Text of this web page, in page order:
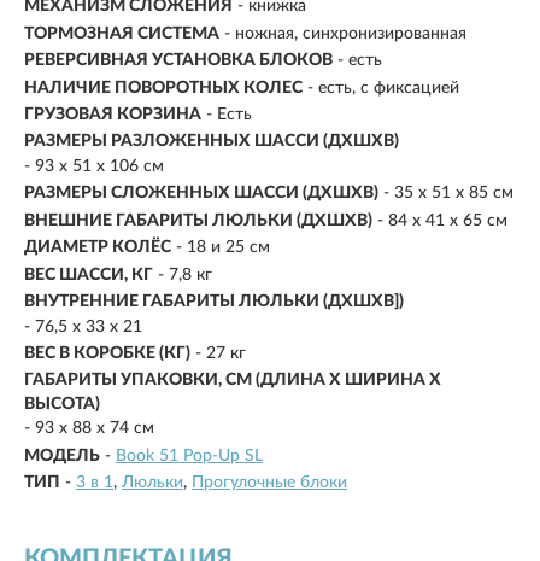
МЕХАНИЗМ СЛОЖЕНИЯ - книжка
ТОРМОЗНАЯ СИСТЕМА - ножная, синхронизированная
РЕВЕРСИВНАЯ УСТАНОВКА БЛОКОВ - есть
НАЛИЧИЕ ПОВОРОТНЫХ КОЛЕС - есть, с фиксацией
ГРУЗОВАЯ КОРЗИНА - Есть
РАЗМЕРЫ РАЗЛОЖЕННЫХ ШАССИ (ДХШХВ)
- 93 х 51 х 106 см
РАЗМЕРЫ СЛОЖЕННЫХ ШАССИ (ДХШХВ) - 35 х 51 х 85 см
ВНЕШНИЕ ГАБАРИТЫ ЛЮЛЬКИ (ДХШХВ) - 84 х 41 х 65 см
ДИАМЕТР КОЛЁС - 18 и 25 см
ВЕС ШАССИ, КГ - 7,8 кг
ВНУТРЕННИЕ ГАБАРИТЫ ЛЮЛЬКИ (ДХШXB])
- 76,5 х 33 х 21
ВЕС В КОРОБКЕ (КГ) - 27 кг
ГАБАРИТЫ УПАКОВКИ, СМ (ДЛИНА X ШИРИНА X
ВЫСОТА)
- 93 х 88 х 74 см
МОДЕЛЬ - Book 51 Pop-Up SL
ТИП - 3 в 1 Люльки Прогулочные блоки